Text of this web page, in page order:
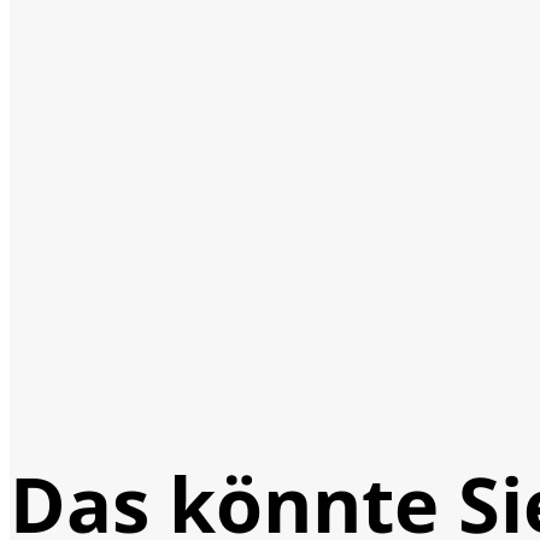
Das könnte